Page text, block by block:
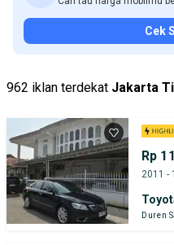
Cek
962 iklan terdekat Jakarta
Rp
2011 -
Duren